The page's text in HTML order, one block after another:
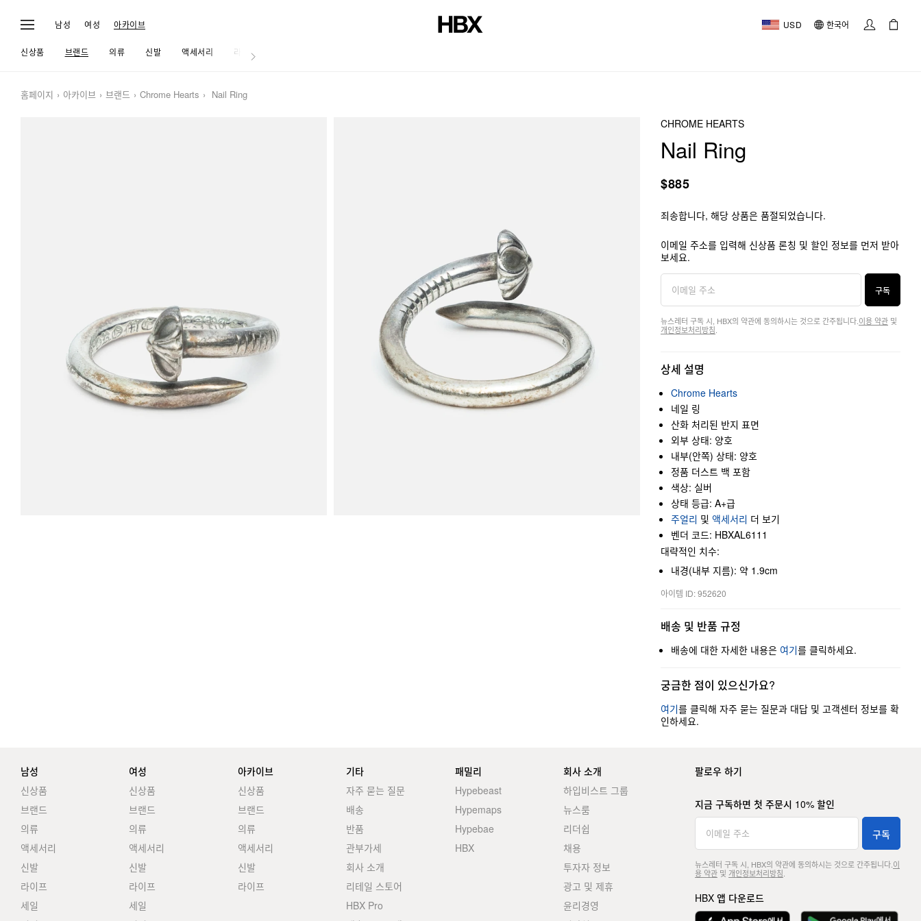
남성 여성 아카이브 USD 한국어
신상품 브랜드 의류 신발 액세서리 라이프
홈페이지 아카이브 브랜드 Chrome Hearts Nail Ring
CHROME HEARTS
Nail Ring
$885
죄송합니다, 해당 상품은 품절되었습니다.
이메일 주소를 입력해 신상품 론칭 및 할인 정보를 먼저 받아
보세요.
구독
뉴스레터 구독 시, HBX의 약관에 동의하시는 것으로 간주됩니다. 이용 약관 및
개인정보처리방침
상세 설명
Chrome Hearts
네일 링
산화 처리된 반지 표면
외부 상태: 양호
내부(안쪽) 상태: 양호
정품 더스트 백 포함
색상: 실버
상태 등급: A+급
주얼리 및 액세서리 더 보기
벤더 코드: HBXAL6111
대략적인 치수:
내경(내부 지름): 약 1.9cm
아이템 ID: 952620
배송 및 반품 규정
배송에 대한 자세한 내용은 여기를 클릭하세요.
궁금한 점이 있으신가요?
여기를 클릭해 자주 묻는 질문과 대답 및 고객센터 정보를 확
인하세요.
남성
신상품
브랜드
의류
액세서리
신발
라이프
세일
여성
신상품
브랜드
의류
액세서리
신발
라이프
세일
아카이브
신상품
브랜드
의류
액세서리
신발
라이프
기타
자주 묻는 질문
배송
반품
관부가세
회사 소개
리테일 스토어
HBX Pro
패밀리
Hypebeast
Hypemaps
Hypebae
HBX
회사 소개
하입비스트 그룹
뉴스룸
리더쉽
채용
투자자 정보
광고 및 제휴
윤리경영
팔로우 하기
지금 구독하면 첫 주문시 10% 할인
구독
뉴스레터 구독 시, HBX의 약관에 동의하시는 것으로 간주됩니다. 이
용 약관및 개인정보처리방침
HBX 앱 다운로드